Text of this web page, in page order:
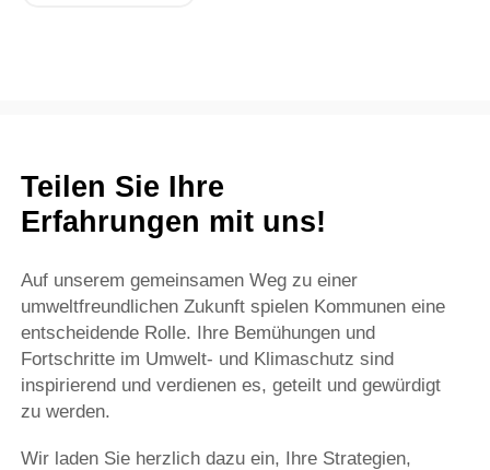
Teilen Sie Ihre
Erfahrungen mit uns!
Auf unserem gemeinsamen Weg zu einer
umweltfreundlichen Zukunft spielen Kommunen eine
entscheidende Rolle. Ihre Bemühungen und
Fortschritte im Umwelt- und Klimaschutz sind
inspirierend und verdienen es, geteilt und gewürdigt
zu werden.
Wir laden Sie herzlich dazu ein, Ihre Strategien,